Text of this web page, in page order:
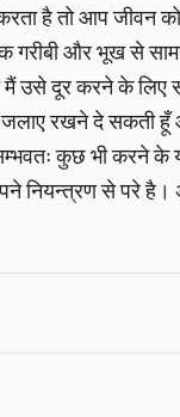
है तो आप जीवन
गरीबी और भूख से
उसे दूर करने के लिए
रखने दे सकती हूँ
कुछ भी करने
नियन्त्रण से परे